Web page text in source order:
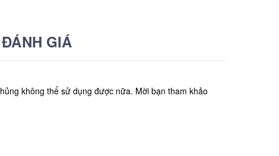
ĐÁNH GIÁ
không thể sử dụng được nữa. Mời bạn tham khảo